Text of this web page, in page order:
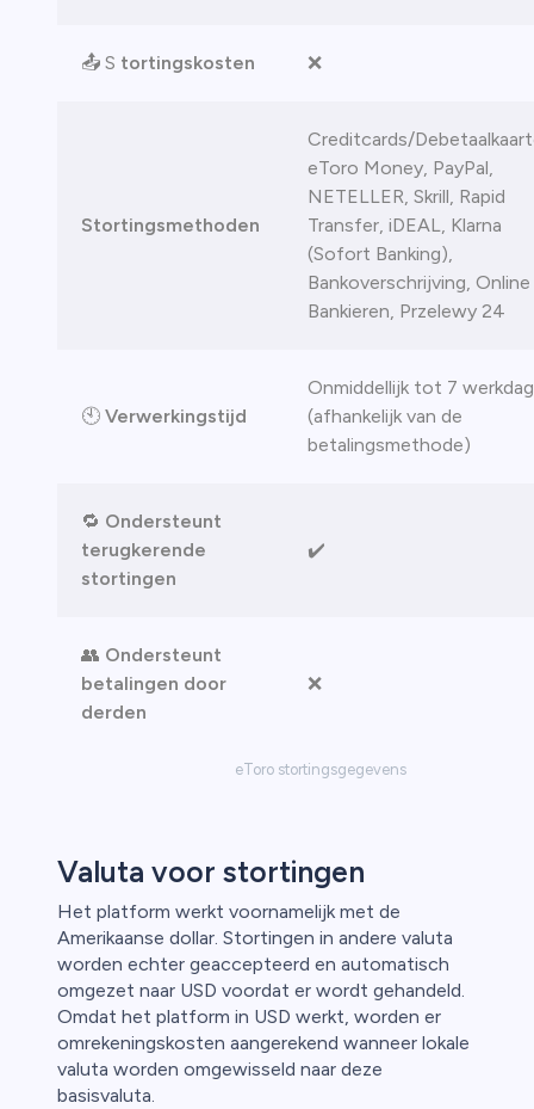
eToro stortingsgegevens
📤 S tortingskosten ❌
Stortingsmethoden
Creditcards/
eToro Money, PayPal,
NETELLER, Skrill, Rapid
Transfer, iDEAL, Klarna
(Sofort Banking),
Bankoverschrijving, Online
Bankieren, Przelewy 24
🕙 Verwerkingstijd
Onmiddellijk tot 7
(afhankelijk van de
betalingsmethode)
🔁 Ondersteunt
terugkerende
stortingen
✔️
👥 Ondersteunt
betalingen door
derden
❌
Valuta voor stortingen
Het platform werkt voornamelijk met de
Amerikaanse dollar. Stortingen in andere valuta
worden echter geaccepteerd en automatisch
omgezet naar USD voordat er wordt gehandeld.
Omdat het platform in USD werkt, worden er
omrekeningskosten aangerekend wanneer lokale
valuta worden omgewisseld naar deze
basisvaluta.